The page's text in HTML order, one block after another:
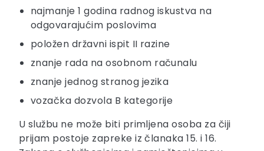
najmanje 1 godina radnog iskustva na
odgovarajućim poslovima
položen državni ispit II razine
znanje rada na osobnom računalu
znanje jednog stranog jezika
vozačka dozvola B kategorije
U službu ne može biti primljena osoba za čiji
prijam postoje zapreke iz članaka 15. i 16.